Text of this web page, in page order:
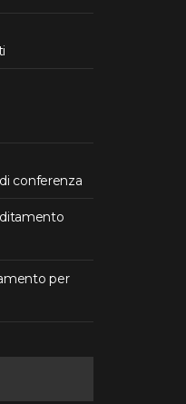
conferenza
per